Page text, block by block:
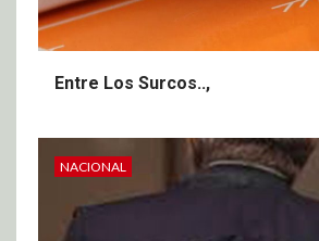
Entre Los Surcos..,
NACIONAL